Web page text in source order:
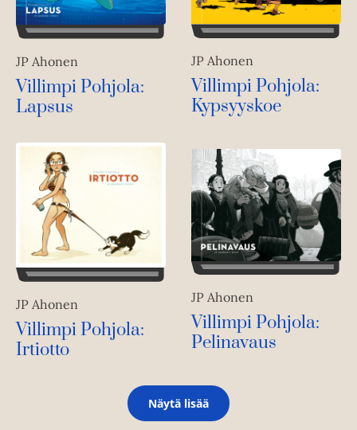
JP Ahonen
Villimpi Pohjola:
Lapsus
JP Ahonen
Villimpi Pohjola:
Kypsyyskoe
JP Ahonen
Villimpi Pohjola:
Irtiotto
JP Ahonen
Villimpi Pohjola:
Pelinavaus
Näytä lisää